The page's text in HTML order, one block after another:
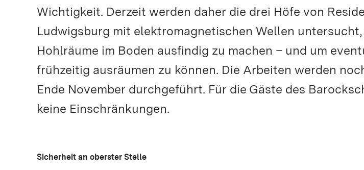
Wichtigkeit. Derzeit werden daher die drei Höfe von
Ludwigsburg mit elektromagnetischen Wellen
Hohlräume im Boden ausfindig zu machen – und um
frühzeitig ausräumen zu können. Die Arbeiten werden
Ende November durchgeführt. Für die Gäste des
keine Einschränkungen.
Sicherheit an oberster Stelle